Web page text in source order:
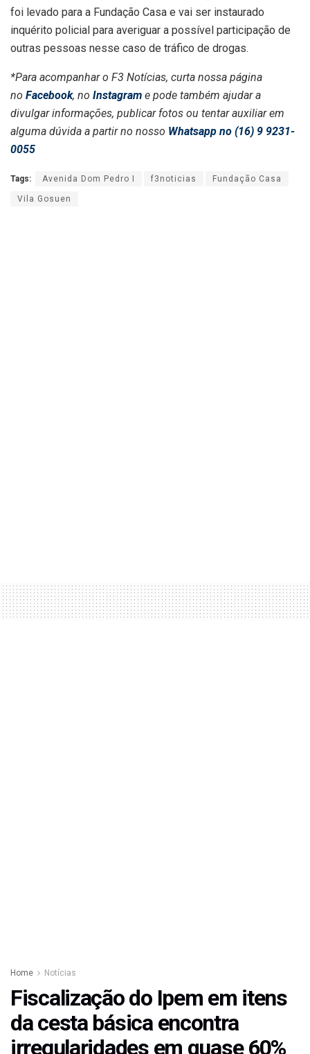
foi levado para a Fundação Casa e vai ser instaurado
inquérito policial para averiguar a possível participação de
outras pessoas nesse caso de tráfico de drogas.
*Para acompanhar o F3 Notícias, curta nossa página
no Facebook, no Instagram e pode também ajudar a
divulgar informações, publicar fotos ou tentar auxiliar em
alguma dúvida a partir no nosso Whatsapp no (16) 9 9231-
0055
Tags: Avenida Dom Pedro I f3noticias Fundação Casa
Vila Gosuen
Home Notícias
Fiscalização do Ipem em itens
da cesta básica encontra
irregularidades em quase 60%